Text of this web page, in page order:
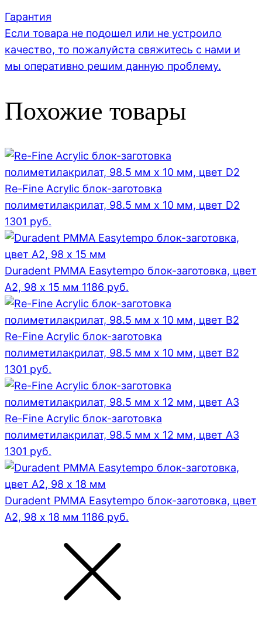
Гарантия
Если товара не подошел или не устроило
качество, то пожалуйста свяжитесь с нами и
мы оперативно решим данную проблему.
Похожие товары
Re-Fine Acrylic блок-заготовка
полиметилакрилат, 98.5 мм x 10 мм, цвет D2
1301 руб.
Duradent PMMA Easytempo блок-заготовка, цвет
А2, 98 x 15 мм 1186 руб.
Re-Fine Acrylic блок-заготовка
полиметилакрилат, 98.5 мм x 10 мм, цвет B2
1301 руб.
Re-Fine Acrylic блок-заготовка
полиметилакрилат, 98.5 мм x 12 мм, цвет A3
1301 руб.
Duradent PMMA Easytempo блок-заготовка, цвет
А2, 98 x 18 мм 1186 руб.